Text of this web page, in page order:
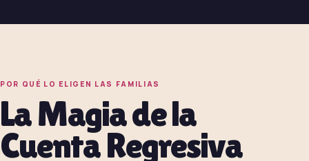
POR QUÉ LO ELIGEN LAS FAMILIAS
La Magia de la
Cuenta Regresiva